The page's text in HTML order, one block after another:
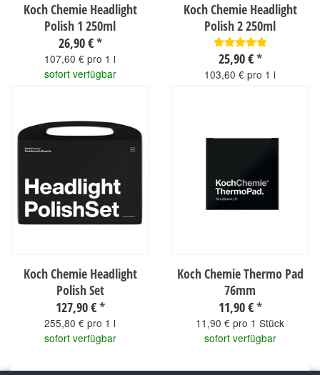
Koch Chemie Headlight
Polish 1 250ml
26,90 €*
107,60 € pro 1 l
sofort verfügbar
Koch Chemie Headlight
Polish 2 250ml
25,90 €*
103,60 € pro 1 l
Koch Chemie Headlight
Polish Set
127,90 €*
255,80 € pro 1 l
sofort verfügbar
Koch Chemie Thermo Pad
76mm
11,90 €*
11,90 € pro 1 Stück
sofort verfügbar